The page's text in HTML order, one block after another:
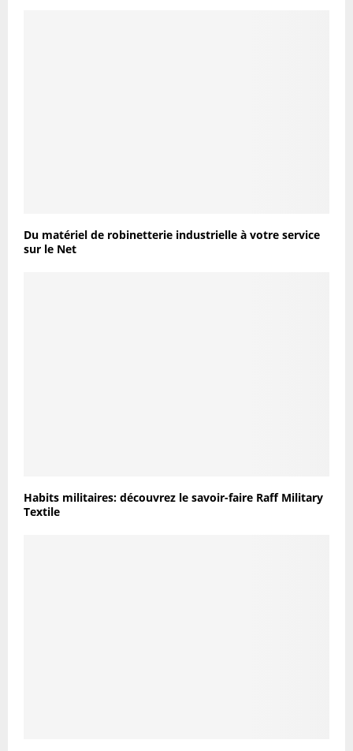
Du matériel de robinetterie industrielle à votre service
sur le Net
Habits militaires: découvrez le savoir-faire Raff Military
Textile